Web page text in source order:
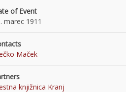
of Event
marec 1911
Maček
knjižnica Kranj